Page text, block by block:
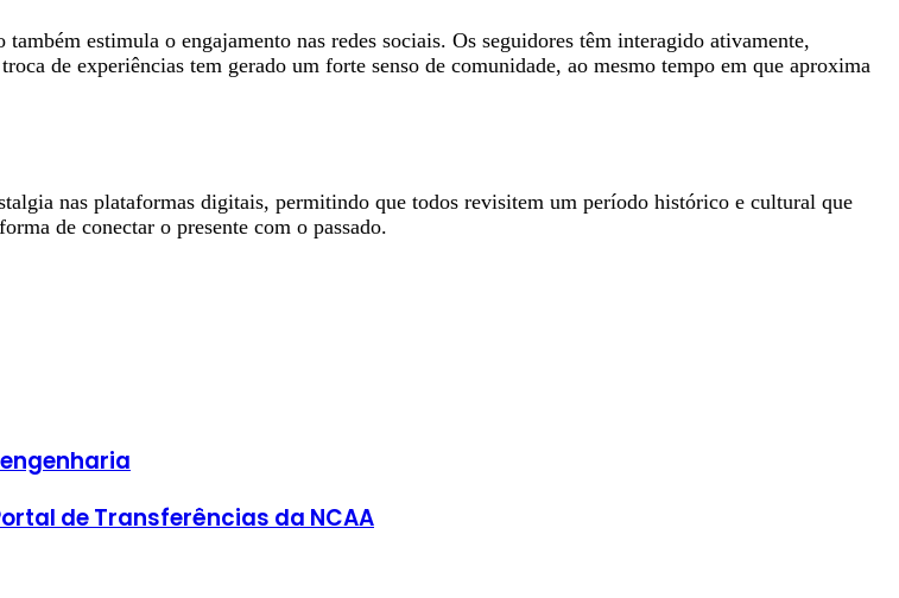
estimula o engajamento nas redes sociais. Os seguidores têm interagido ativamente,
de experiências tem gerado um forte senso de comunidade, ao mesmo tempo em que aproxima
nas plataformas digitais, permitindo que todos revisitem um período histórico e cultural que
de conectar o presente com o passado.
de Transferências da NCAA